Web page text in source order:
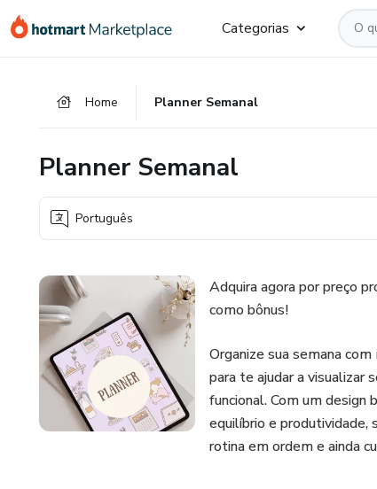
para
para
para
Categorias
Home Planner Semanal
Planner Semanal
Português
Adquira agora por preço
como bônus!
Organize sua semana
para te ajudar a visualizar
funcional. Com um design
equilíbrio e produtividade,
rotina em ordem e ainda